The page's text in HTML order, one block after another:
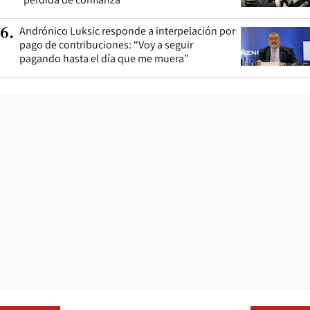
6. Andrónico Luksic responde a interpelación por
pago de contribuciones: “Voy a seguir
pagando hasta el día que me muera”